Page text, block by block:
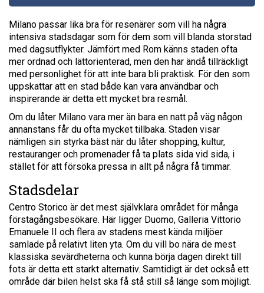
Milano passar lika bra för resenärer som vill ha några
intensiva stadsdagar som för dem som vill blanda storstad
med dagsutflykter. Jämfört med Rom känns staden ofta
mer ordnad och lättorienterad, men den har ändå tillräckligt
med personlighet för att inte bara bli praktisk. För den som
uppskattar att en stad både kan vara användbar och
inspirerande är detta ett mycket bra resmål.
Om du låter Milano vara mer än bara en natt på väg någon
annanstans får du ofta mycket tillbaka. Staden visar
nämligen sin styrka bäst när du låter shopping, kultur,
restauranger och promenader få ta plats sida vid sida, i
stället för att försöka pressa in allt på några få timmar.
Stadsdelar
Centro Storico är det mest självklara området för många
förstagångsbesökare. Här ligger Duomo, Galleria Vittorio
Emanuele II och flera av stadens mest kända miljöer
samlade på relativt liten yta. Om du vill bo nära de mest
klassiska sevärdheterna och kunna börja dagen direkt till
fots är detta ett starkt alternativ. Samtidigt är det också ett
område där bilen helst ska få stå still så länge som möjligt.